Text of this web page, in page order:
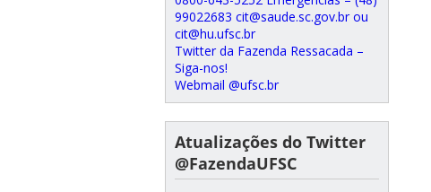
99022683 cit@saude.sc.gov.br ou
cit@hu.ufsc.br
Twitter da Fazenda Ressacada –
Siga-nos!
Webmail @ufsc.br
Atualizações do Twitter
@FazendaUFSC